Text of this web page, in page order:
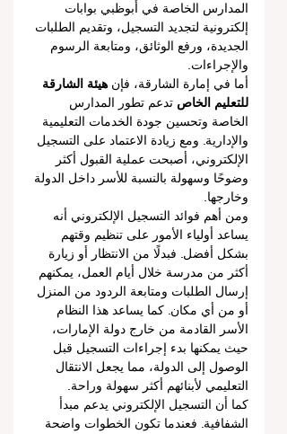
المدارس الخاصة في أبوظبي بوابات
إلكترونية لتجديد التسجيل، وتقديم الطلبات
الجديدة، ورفع الوثائق، ومتابعة الرسوم
والإجراءات.
أما في إمارة الشارقة، فإن هيئة الشارقة
للتعليم الخاص تدعم تطور المدارس
الخاصة وتحسين جودة الخدمات التعليمية
والإدارية. ومع زيادة الاعتماد على التسجيل
الإلكتروني، أصبحت عملية القبول أكثر
وضوحًا وسهولة بالنسبة للأسر داخل الدولة
وخارجها.
ومن أهم فوائد التسجيل الإلكتروني أنه
يساعد أولياء الأمور على تنظيم وقتهم
بشكل أفضل. فبدلًا من الانتظار أو زيارة
أكثر من مدرسة خلال أيام العمل، يمكنهم
إرسال الطلبات ومتابعة الردود من المنزل
أو من أي مكان. كما يساعد هذا النظام
الأسر القادمة من خارج دولة الإمارات،
حيث يمكنها بدء إجراءات التسجيل قبل
الوصول إلى الدولة، مما يجعل الانتقال
التعليمي لأبنائهم أكثر سهولة وراحة.
كما أن التسجيل الإلكتروني يدعم مبدأ
الشفافية. فعندما تكون الخطوات واضحة